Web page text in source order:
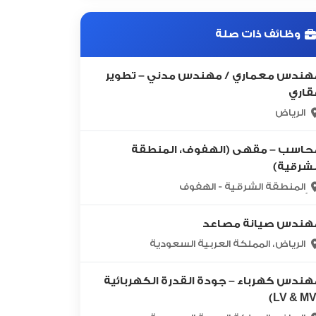
وظائف ذات صلة
معماري / مهندس مدني – تطوير
الرياض
– مقهى (الهفوف، المنطقة
ٍالمنطقة الشرقية - الهفوف
صيانة مصاعد
الرياض، المملكة العربية السعودية
كهرباء – جودة القدرة الكهربائية